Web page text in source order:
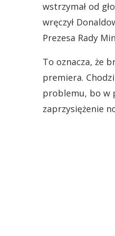
wstrzymał od
wręczył
Prezesa Rady
To oznacza, że
premiera.
problemu, bo w
zaprzysiężenie